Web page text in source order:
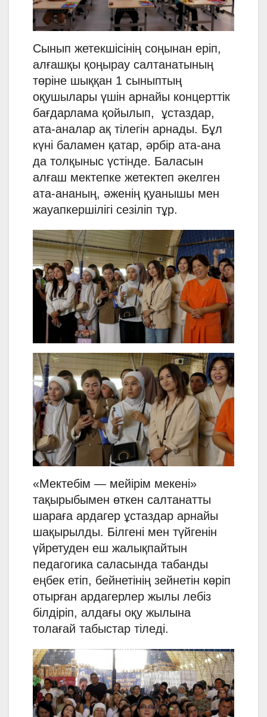
Сынып жетекшісінің соңынан еріп,
алғашқы қоңырау салтанатының
төріне шыққан 1 сыныптың
оқушылары үшін арнайы концерттік
бағдарлама қойылып, ұстаздар,
ата-аналар ақ тілегін арнады. Бұл
күні баламен қатар, әрбір ата-ана
да толқыныс үстінде. Баласын
алғаш мектепке жетектеп әкелген
ата-ананың, әженің қуанышы мен
жауапкершілігі сезіліп тұр.
«Мектебім — мейірім мекені»
тақырыбымен өткен салтанатты
шараға ардагер ұстаздар арнайы
шақырылды. Білгені мен түйгенін
үйретуден еш жалықпайтын
педагогика саласында табанды
еңбек етіп, бейнетінің зейнетін көріп
отырған ардагерлер жылы лебіз
білдіріп, алдағы оқу жылына
толағай табыстар тіледі.